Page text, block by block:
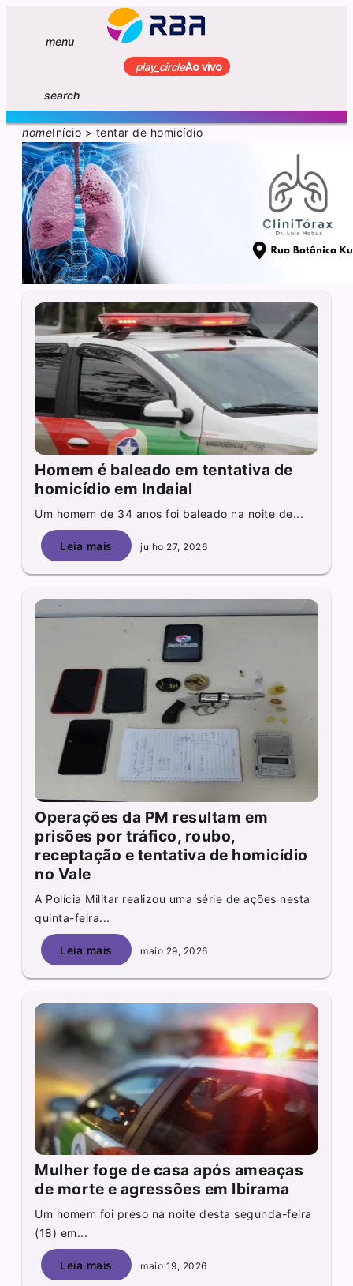
menu
play_circleAo vivo
search
homeInício > tentar de homicídio
Homem é baleado em tentativa de
homicídio em Indaial
Um homem de 34 anos foi baleado na noite de...
Leia mais julho 27, 2026
Operações da PM resultam em
prisões por tráfico, roubo,
receptação e tentativa de homicídio
no Vale
A Polícia Militar realizou uma série de ações nesta
quinta-feira...
Leia mais maio 29, 2026
Mulher foge de casa após ameaças
de morte e agressões em Ibirama
Um homem foi preso na noite desta segunda-feira
(18) em...
Leia mais maio 19, 2026